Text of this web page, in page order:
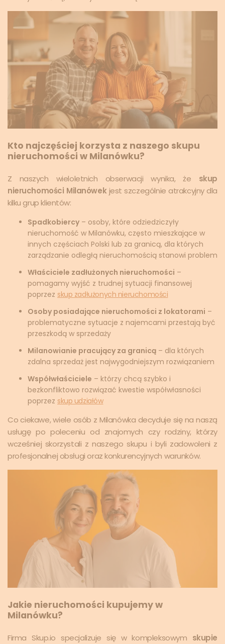
Kto najczęściej korzysta z naszego skupu
nieruchomości w Milanówku?
Z naszych wieloletnich obserwacji wynika, że skup
nieruchomości Milanówek jest szczególnie atrakcyjny dla
kilku grup klientów:
Spadkobiercy – osoby, które odziedziczyły
nieruchomość w Milanówku, często mieszkające w
innych częściach Polski lub za granicą, dla których
zarządzanie odległą nieruchomością stanowi problem
Właściciele zadłużonych nieruchomości –
pomagamy wyjść z trudnej sytuacji finansowej
poprzez skup zadłużonych nieruchomości
Osoby posiadające nieruchomości z lokatorami –
problematyczne sytuacje z najemcami przestają być
przeszkodą w sprzedaży
Milanowianie pracujący za granicą – dla których
zdalna sprzedaż jest najwygodniejszym rozwiązaniem
Współwłaściciele – którzy chcą szybko i
bezkonfliktowo rozwiązać kwestie współwłasności
poprzez skup udziałów
Co ciekawe, wiele osób z Milanówka decyduje się na naszą
usługę po poleceniu od znajomych czy rodziny, którzy
wcześniej skorzystali z naszego skupu i byli zadowoleni z
profesjonalnej obsługi oraz konkurencyjnych warunków.
Jakie nieruchomości kupujemy w
Milanówku?
Firma Skup.io specjalizuje się w kompleksowym skupie